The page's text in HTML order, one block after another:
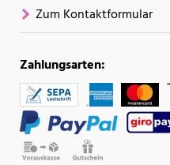
Zum Kontaktformular
Zahlungsarten: